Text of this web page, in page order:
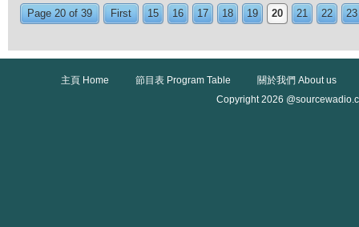
Page 20 of 39 First 15 16 17 18 19 20 21 22 23
主頁 Home 節目表 Program Table
關於我們 About us
Copyright 2026